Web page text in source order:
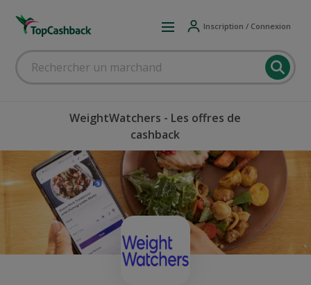
Inscription / Connexion
WeightWatchers - Les offres de
cashback